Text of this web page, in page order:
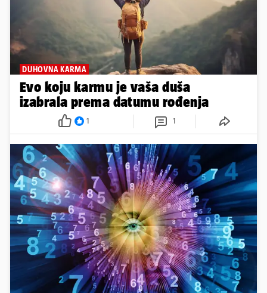
DUHOVNA KARMA
Evo koju karmu je vaša duša
izabrala prema datumu rođenja
1 1